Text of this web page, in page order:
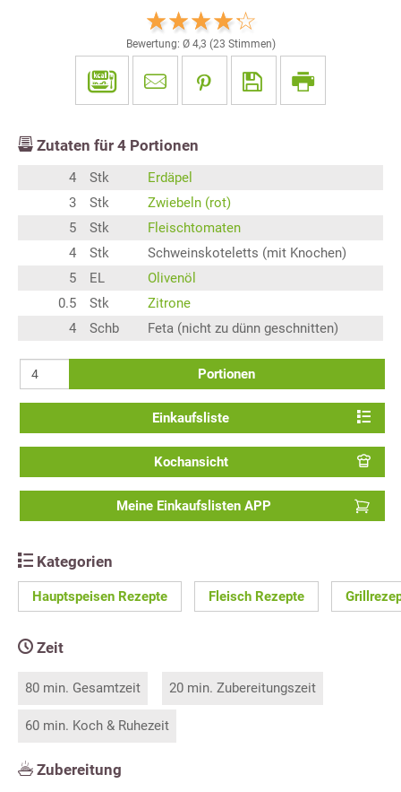
Bewertung: Ø 4,3 (23 Stimmen)
Zutaten für 4 Portionen
4 Stk
Erdäpel
3
Stk
Zwiebeln (rot)
5
Stk
Fleischtomaten
4
Stk
Schweinskoteletts (mit Knochen)
5
EL
Olivenöl
0.5
Stk
Zitrone
4
Schb Feta (nicht zu dünn geschnitten)
Portionen
Einkaufsliste
Kochansicht
Meine Einkaufslisten APP
Kategorien
Hauptspeisen Rezepte Fleisch Rezepte
Zeit
80 min. Gesamtzeit 20 min. Zubereitungszeit
60 min. Koch & Ruhezeit
Zubereitung